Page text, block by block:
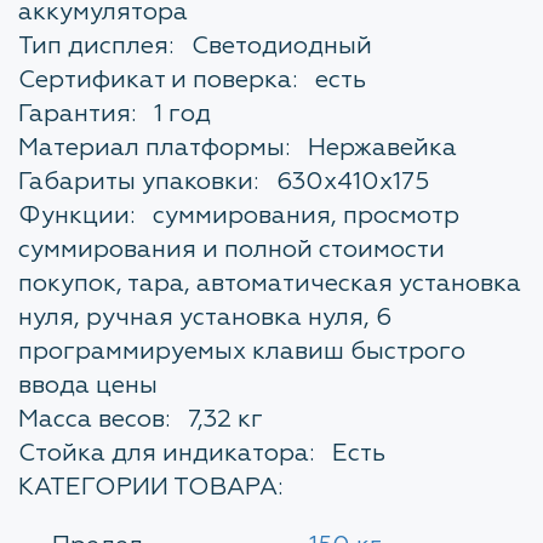
аккумулятора
Тип дисплея: Светодиодный
Сертификат и поверка: есть
Гарантия: 1 год
Материал платформы: Нержавейка
Габариты упаковки: 630х410х175
Функции: суммирования, просмотр
суммирования и полной стоимости
покупок, тара, автоматическая установка
нуля, ручная установка нуля, 6
программируемых клавиш быстрого
ввода цены
Масса весов: 7,32 кг
Стойка для индикатора: Есть
КАТЕГОРИИ ТОВАРА: